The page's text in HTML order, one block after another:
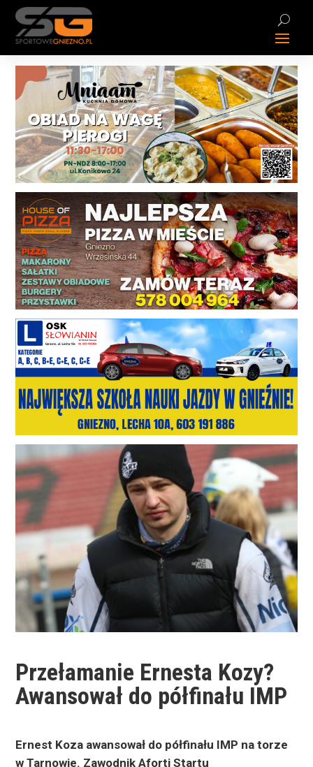
Przełamanie Ernesta Kozy?
Awansował do półfinału IMP
Ernest Koza awansował do półfinału IMP na torze
w Tarnowie. Zawodnik Aforti Startu